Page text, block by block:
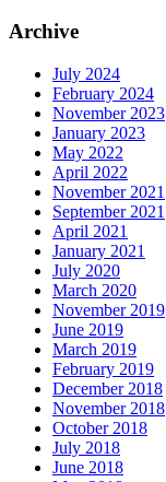
Archive
July 2024
February 2024
November 2023
January 2023
May 2022
April 2022
November 2021
September 2021
April 2021
January 2021
July 2020
March 2020
November 2019
June 2019
March 2019
February 2019
December 2018
November 2018
October 2018
July 2018
June 2018